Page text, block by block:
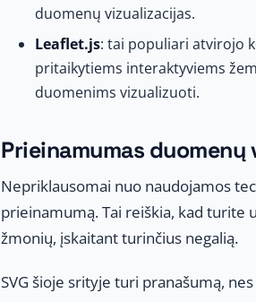
duomenų vizualizacijas.
Leaflet.js: tai populiari atvirojo
pritaikytiems interaktyviems
duomenims vizualizuoti.
Prieinamumas
Nepriklausomai nuo naudojamos
prieinamumą. Tai reiškia, kad turite
žmonių, įskaitant turinčius negalią.
SVG šioje srityje turi pranašumą,